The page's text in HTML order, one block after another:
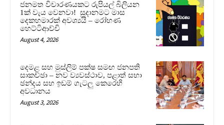
ජනමත විචාරණයකට රුපියල් බිලියන
1ක් වැය වෙනවා! සූදානමට මාස
දෙකහමාරක් අවශ්‍යයි – රෝහණ
හෙට්ටිආච්චි
August 4, 2026
දෙමළ සහ මුස්ලිම් පක්ෂ සමඟ ජනපති
සාකච්ඡා – නව ව්‍යවස්ථාව, පළාත් සභා
ඡන්දය සහ ඉඩම් ගැටලු කෙරෙහි
අවධානය
August 3, 2026